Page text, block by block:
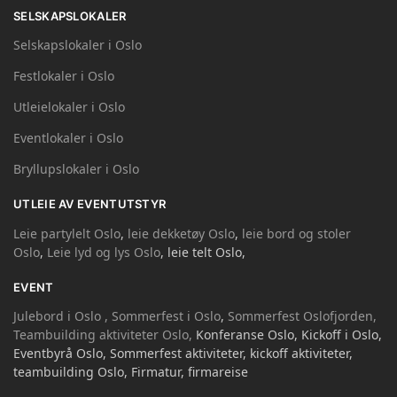
SELSKAPSLOKALER
Selskapslokaler i Oslo
Festlokaler i Oslo
Utleielokaler i Oslo
Eventlokaler i Oslo
Bryllupslokaler i Oslo
UTLEIE AV EVENTUTSTYR
Leie partylelt Oslo, leie dekketøy Oslo, leie bord og stoler
Oslo, Leie lyd og lys Oslo, leie telt Oslo,
EVENT
Julebord i Oslo , Sommerfest i Oslo, Sommerfest Oslofjorden,
Teambuilding aktiviteter Oslo, Konferanse Oslo, Kickoff i Oslo,
Eventbyrå Oslo, Sommerfest aktiviteter, kickoff aktiviteter,
teambuilding Oslo, Firmatur, firmareise